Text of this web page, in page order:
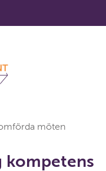
möten
kompetens